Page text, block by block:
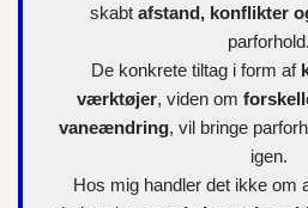
skabt afstand, konflikter
parforhold.
De konkrete tiltag i form af
værktøjer, viden om
vaneændring, vil bringe
igen.
Hos mig handler det ikke om